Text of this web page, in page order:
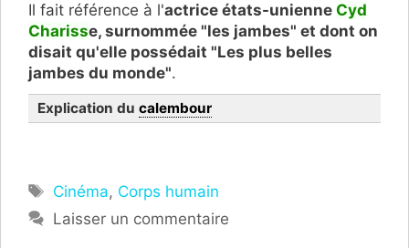
Il fait référence à l'actrice états-unienne Cyd
Charisse, surnommée "les jambes" et dont on
disait qu'elle possédait "Les plus belles
jambes du monde".
Explication du calembour
Étiquettes
Cinéma, Corps humain
Laisser un commentaire